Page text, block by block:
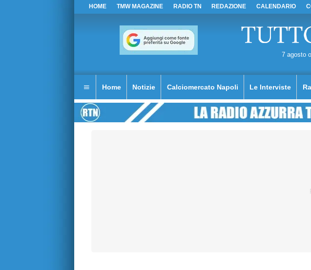
HOME TMW MAGAZINE RADIO TN REDAZIONE CALENDARIO
7 agosto
Home Notizie Calciomercato Napoli Le Interviste